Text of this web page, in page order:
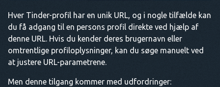
Hver Tinder-profil har en unik URL, og i nogle tilfælde kan
du få adgang til en persons profil direkte ved hjælp af
denne URL. Hvis du kender deres brugernavn eller
omtrentlige profiloplysninger, kan du søge manuelt ved
at justere URL-parametrene.
Men denne tilgang kommer med udfordringer: